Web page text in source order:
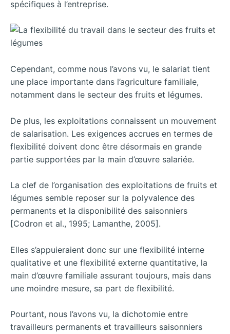
spécifiques à l’entreprise.
Cependant, comme nous l’avons vu, le salariat tient
une place importante dans l’agriculture familiale,
notamment dans le secteur des fruits et légumes.
De plus, les exploitations connaissent un mouvement
de salarisation. Les exigences accrues en termes de
flexibilité doivent donc être désormais en grande
partie supportées par la main d’œuvre salariée.
La clef de l’organisation des exploitations de fruits et
légumes semble reposer sur la polyvalence des
permanents et la disponibilité des saisonniers
[Codron et al., 1995; Lamanthe, 2005].
Elles s’appuieraient donc sur une flexibilité interne
qualitative et une flexibilité externe quantitative, la
main d’œuvre familiale assurant toujours, mais dans
une moindre mesure, sa part de flexibilité.
Pourtant, nous l’avons vu, la dichotomie entre
travailleurs permanents et travailleurs saisonniers